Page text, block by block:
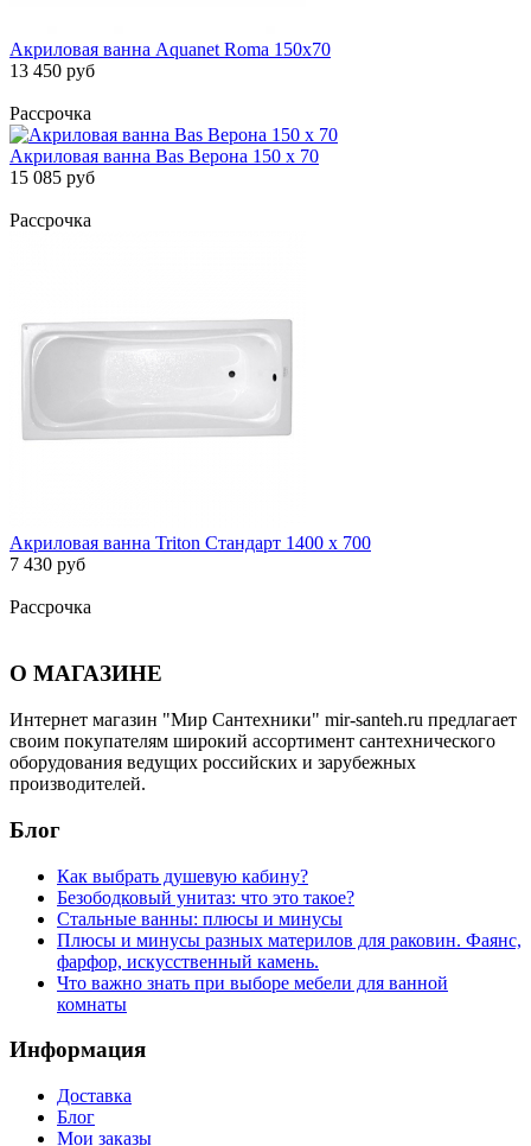
Акриловая ванна Aquanet Roma 150x70
13 450 руб
Рассрочка
Акриловая ванна Bas Верона 150 х 70
15 085 руб
Рассрочка
Акриловая ванна Triton Стандарт 1400 х 700
7 430 руб
Рассрочка
О МАГАЗИНЕ
Интернет магазин "Мир Сантехники" mir-santeh.ru предлагает
своим покупателям широкий ассортимент сантехнического
оборудования ведущих российских и зарубежных
производителей.
Блог
Как выбрать душевую кабину?
Безободковый унитаз: что это такое?
Стальные ванны: плюсы и минусы
Плюсы и минусы разных материлов для раковин. Фаянс,
фарфор, искусственный камень.
Что важно знать при выборе мебели для ванной
комнаты
Информация
Доставка
Блог
Мои заказы